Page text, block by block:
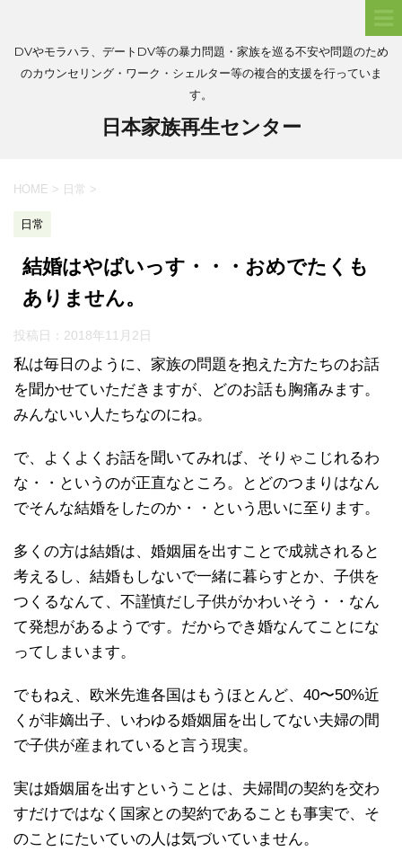
DVやモラハラ、デートDV等の暴力問題・家族を巡る不安や問題のため
のカウンセリング・ワーク・シェルター等の複合的支援を行っていま
す。
日本家族再生センター
HOME > 日常 >
日常
結婚はやばいっす・・・おめでたくも
ありません。
投稿日： 2018年11月2日
私は毎日のように、家族の問題を抱えた方たちのお話
を聞かせていただきますが、どのお話も胸痛みます。
みんないい人たちなのにね。
で、よくよくお話を聞いてみれば、そりゃこじれるわ
な・・というのが正直なところ。とどのつまりはなん
でそんな結婚をしたのか・・という思いに至ります。
多くの方は結婚は、婚姻届を出すことで成就されると
考えるし、結婚もしないで一緒に暮らすとか、子供を
つくるなんて、不謹慎だし子供がかわいそう・・なん
て発想があるようです。だからでき婚なんてことにな
ってしまいます。
でもねえ、欧米先進各国はもうほとんど、40〜50%近
くが非嫡出子、いわゆる婚姻届を出してない夫婦の間
で子供が産まれていると言う現実。
実は婚姻届を出すということは、夫婦間の契約を交わ
すだけではなく国家との契約であることも事実で、そ
のことにたいていの人は気づいていません。